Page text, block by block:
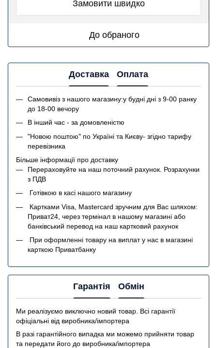
Замовити швидко
До обраного
Доставка Оплата
Самовивіз з нашого магазину:у будні дні з 9-00 ранку
до 18-00 вечору
В інший час - за домовленістю
"Новою поштою" по Україні та Києву- згідно тарифу
перевізника
Більше інформації про доставку
Перераховуйте на наш поточний рахунок. Розрахунки
з ПДВ
Готівкою в касі нашого магазину
Картками Visa, Mastercard зручним для Вас шляхом:
Приват24, через термінал в нашому магазині або
банківський перевод на наш картковий рахунок
При оформленні товару на виплат у нас в магазині
карткою Приватбанку
Гарантія Обмін
Ми реалізуємо виключно новий товар. Всі гарантії
офіціальні від виробника/імпортера
В разі гарантійного випадка ми можемо прийняти товар
та передати його до виробника/імпортера